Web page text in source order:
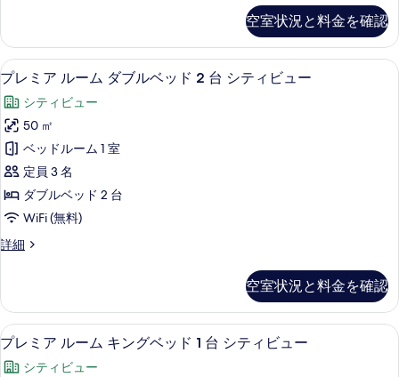
る
の
す
べ
て
の
写
真
を
表
示
る
ュ
ー
の
詳
細
ン
グ
ベ
ッ
ド
台
シ
テ
ィ
ー
の
す
ス
ス
イ
ト
キ
ン
グ
ベ
ッ
ド
シ
ビ
ュ
ー
の
詳
空室状況と料金を確認
プ
レ
ミ
ア
ル
ー
ム
ダ
ブ
ベ
ッ
ド
2
エジプト綿のシーツ、高級寝具、ミ
10
プレミア ルーム ダブルベッド 2 台 シティビュー
シティビュー
50 ㎡
ベッドルーム 1 室
定員 3 名
ダブルベッド 2 台
WiFi (無料)
詳細
プ
ル
ー
ム
ブ
空室状況と料金を確認
プ
レ
エジプト綿のシーツ、高級寝具、ミ
11
プレミア ルーム キングベッド 1 台 シティビュー
シティビュー